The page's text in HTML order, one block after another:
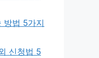
방법 5가지
신청법 5